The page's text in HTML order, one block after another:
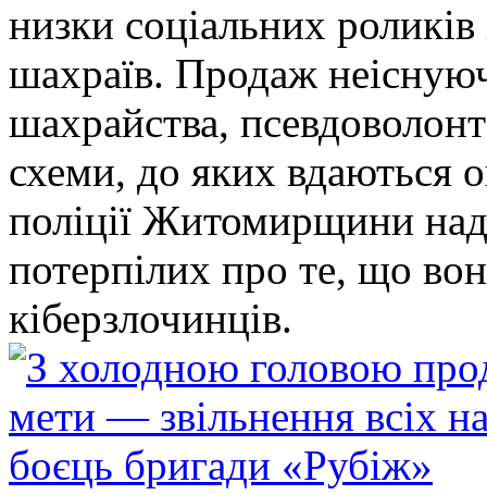
низки соціальних
шахраїв. Продаж
шахрайства,
схеми, до яких
поліції Житомирщини
потерпілих про те, що
кіберзлочинців.